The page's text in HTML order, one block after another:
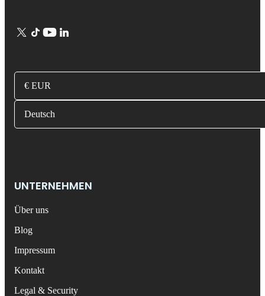
€ EUR
Deutsch
UNTERNEHMEN
Über uns
Blog
Impressum
Kontakt
Legal & Security